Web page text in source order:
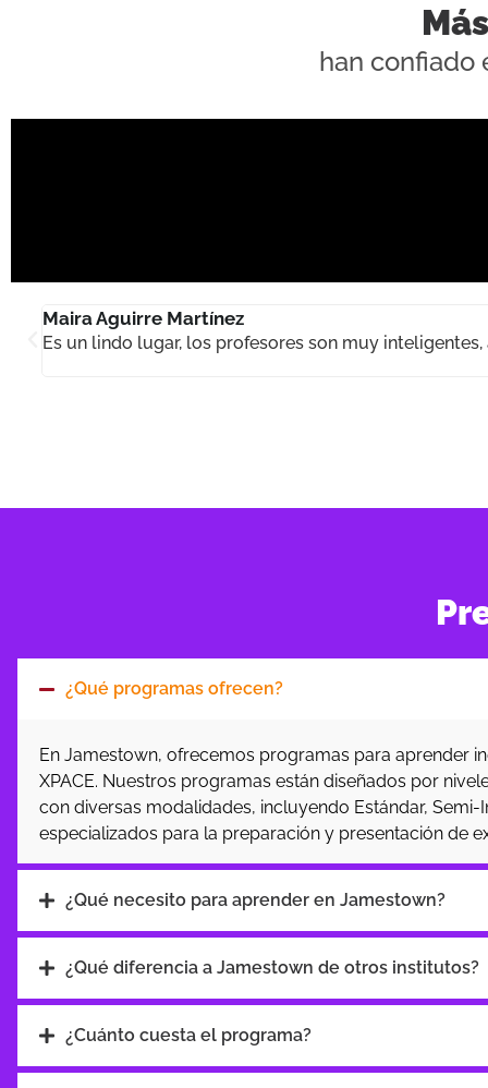
Nuestra innovadora plataforma te ofrece recursos para
proceso de aprendizaje, así como también realizar
académicas, seguimiento de tu avance y programación de
han confiado
Maira Aguirre Martínez
Es un lindo lugar, los profesores son muy
¿Qué programas ofrecen?
En Jamestown, ofrecemos programas para aprender
XPACE. Nuestros programas están diseñados por
con diversas modalidades, incluyendo Estándar,
especializados para la preparación y presentación de
¿Qué necesito para aprender en Jamestown?
¿Qué diferencia a Jamestown de otros institutos?
¿Cuánto cuesta el programa?